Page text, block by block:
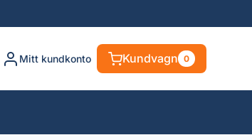
Mitt kundkonto Kundvagn 0